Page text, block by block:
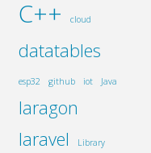
C++ cloud
datatables
esp32 github iot Java
laragon
laravel
Library